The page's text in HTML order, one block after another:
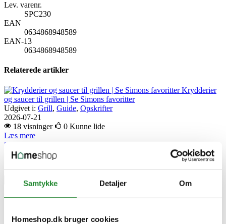
Samtykke Detaljer Om
Homeshop.dk bruger cookies
Lev. varenr.
SPC230
EAN
0634868948589
EAN-13
0634868948589
Relaterede artikler
Krydderier
og saucer til grillen | Se Simons favoritter
Udgivet i: Grill, Guide, Opskrifter
2026-07-21
18 visninger
0 Kunne lide
Læs mere
Skriv produktanmeldelse
Ingen kundeanmeldelser for øjeblikket
Traeger Pork & Poultry Rub, 262 gr.